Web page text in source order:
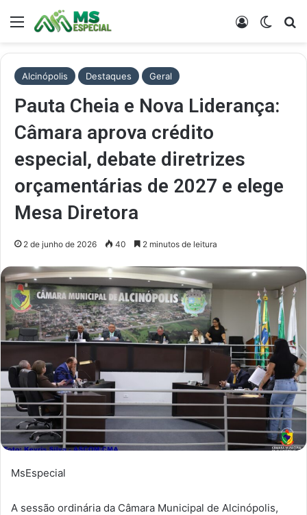
Menu Entrar
Alcinópolis Destaques Geral
Pauta Cheia e Nova Liderança:
Câmara aprova crédito
especial, debate diretrizes
orçamentárias de 2027 e elege
Mesa Diretora
2 de junho de 2026 40 2 minutos de leitura
MsEspecial
A sessão ordinária da Câmara Municipal de Alcinópolis,